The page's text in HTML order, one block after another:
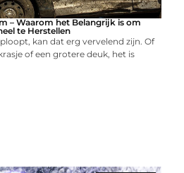
– Waarom het Belangrijk is om
te Herstellen
kan dat erg vervelend zijn. Of
of een grotere deuk, het is